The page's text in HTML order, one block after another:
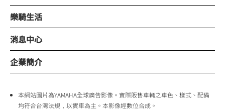
樂騎生活
消息中心
企業簡介
本網站圖片為YAMAHA全球廣告影像。實際販售車輛之車色、樣式、配備
均符合台灣法規，以實車為主。本影像經數位合成。